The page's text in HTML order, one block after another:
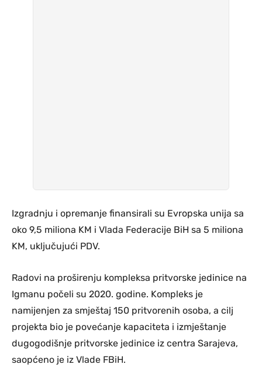
Izgradnju i opremanje finansirali su Evropska unija sa
oko 9,5 miliona KM i Vlada Federacije BiH sa 5 miliona
KM, uključujući PDV.
Radovi na proširenju kompleksa pritvorske jedinice na
Igmanu počeli su 2020. godine. Kompleks je
namijenjen za smještaj 150 pritvorenih osoba, a cilj
projekta bio je povećanje kapaciteta i izmještanje
dugogodišnje pritvorske jedinice iz centra Sarajeva,
saopćeno je iz Vlade FBiH.